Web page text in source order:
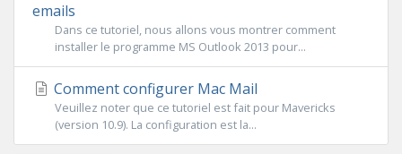
emails
Dans ce tutoriel, nous allons vous montrer comment
installer le programme MS Outlook 2013 pour...
Comment configurer Mac Mail
Veuillez noter que ce tutoriel est fait pour Mavericks
(version 10.9). La configuration est la...